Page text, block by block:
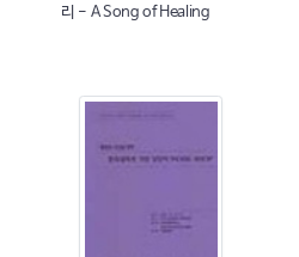
리 - A Song of Healing